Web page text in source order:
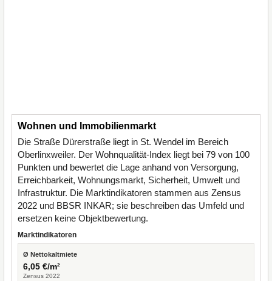
Wohnen und Immobilienmarkt
Die Straße Dürerstraße liegt in St. Wendel im Bereich
Oberlinxweiler. Der Wohnqualität-Index liegt bei 79 von 100
Punkten und bewertet die Lage anhand von Versorgung,
Erreichbarkeit, Wohnungsmarkt, Sicherheit, Umwelt und
Infrastruktur. Die Marktindikatoren stammen aus Zensus
2022 und BBSR INKAR; sie beschreiben das Umfeld und
ersetzen keine Objektbewertung.
Marktindikatoren
Ø Nettokaltmiete
6,05 €/m²
Zensus 2022